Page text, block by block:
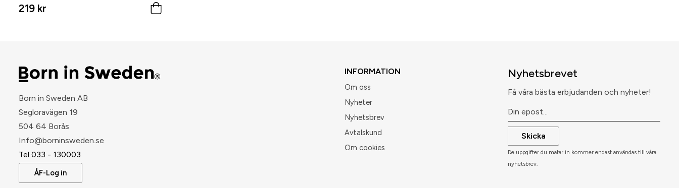
219 kr
Born in Sweden AB
Segloravägen 19
504 64 Borås
​Info@borninsweden.se
Tel 033 - 130003
ÅF-Log in
INFORMATION
Om oss
Nyheter
Nyhetsbrev
Avtalskund
Om cookies
Nyhetsbrevet
Få våra bästa erbjudanden och nyheter!
Skicka
De uppgifter du matar in kommer endast användas till våra
nyhetsbrev.